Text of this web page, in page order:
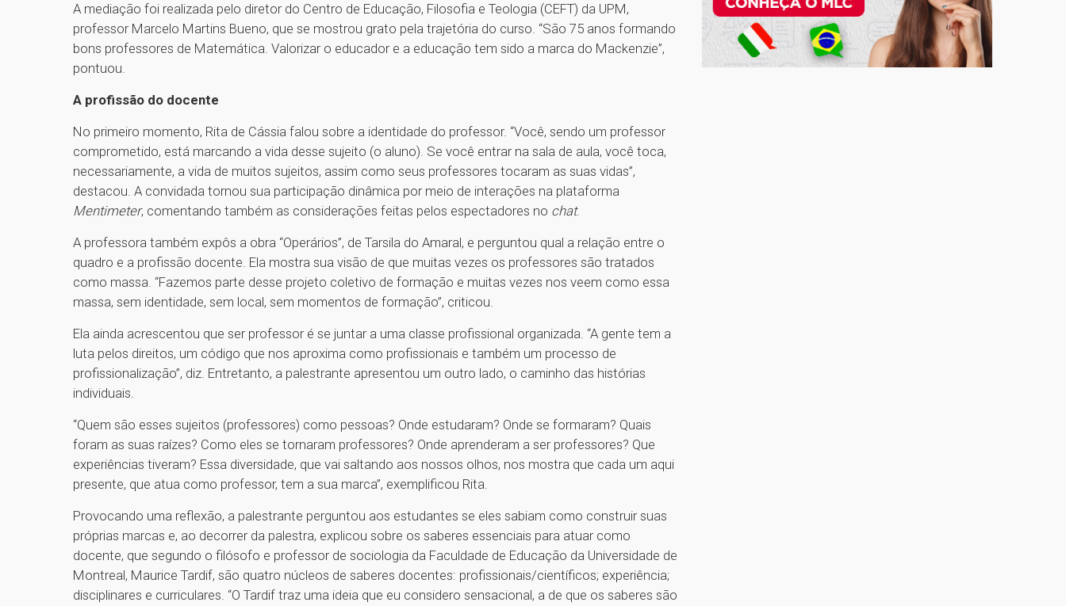
A mediação foi realizada pelo diretor do Centro de Educação, Filosofia e Teologia (CEFT) da UPM,
professor Marcelo Martins Bueno, que se mostrou grato pela trajetória do curso. “São 75 anos formando
bons professores de Matemática. Valorizar o educador e a educação tem sido a marca do Mackenzie”,
pontuou.
A profissão do docente
No primeiro momento, Rita de Cássia falou sobre a identidade do professor. “Você, sendo um professor
comprometido, está marcando a vida desse sujeito (o aluno). Se você entrar na sala de aula, você toca,
necessariamente, a vida de muitos sujeitos, assim como seus professores tocaram as suas vidas”,
destacou. A convidada tornou sua participação dinâmica por meio de interações na plataforma
Mentimeter, comentando também as considerações feitas pelos espectadores no chat.
A professora também expôs a obra “Operários”, de Tarsila do Amaral, e perguntou qual a relação entre o
quadro e a profissão docente. Ela mostra sua visão de que muitas vezes os professores são tratados
como massa. “Fazemos parte desse projeto coletivo de formação e muitas vezes nos veem como essa
massa, sem identidade, sem local, sem momentos de formação”, criticou.
Ela ainda acrescentou que ser professor é se juntar a uma classe profissional organizada. “A gente tem a
luta pelos direitos, um código que nos aproxima como profissionais e também um processo de
profissionalização”, diz. Entretanto, a palestrante apresentou um outro lado, o caminho das histórias
individuais.
“Quem são esses sujeitos (professores) como pessoas? Onde estudaram? Onde se formaram? Quais
foram as suas raízes? Como eles se tornaram professores? Onde aprenderam a ser professores? Que
experiências tiveram? Essa diversidade, que vai saltando aos nossos olhos, nos mostra que cada um aqui
presente, que atua como professor, tem a sua marca”, exemplificou Rita.
Provocando uma reflexão, a palestrante perguntou aos estudantes se eles sabiam como construir suas
próprias marcas e, ao decorrer da palestra, explicou sobre os saberes essenciais para atuar como
docente, que segundo o filósofo e professor de sociologia da Faculdade de Educação da Universidade de
Montreal, Maurice Tardif, são quatro núcleos de saberes docentes: profissionais/científicos; experiência;
disciplinares e curriculares. “O Tardif traz uma ideia que eu considero sensacional, a de que os saberes são